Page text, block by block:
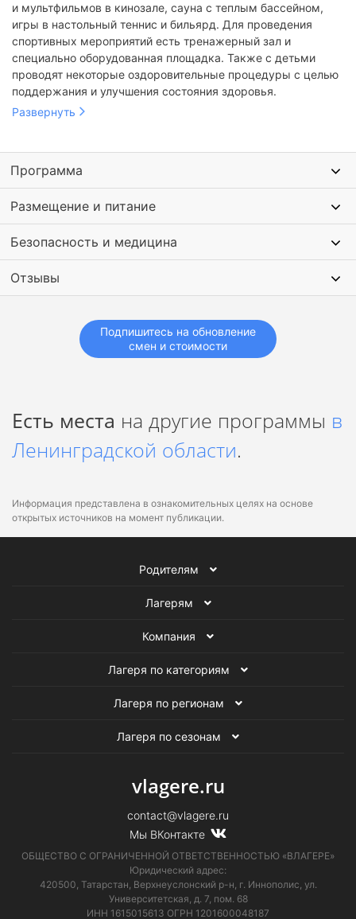
и мультфильмов в кинозале, сауна с теплым бассейном,
игры в настольный теннис и бильярд. Для проведения
спортивных мероприятий есть тренажерный зал и
специально оборудованная площадка. Также с детьми
проводят некоторые оздоровительные процедуры с целью
поддержания и улучшения состояния здоровья.
Развернуть
Программа
Размещение и питание
Безопасность и медицина
Отзывы
Подпишитесь на обновление
смен и стоимости
Есть места на другие программы в
Ленинградской области.
Информация представлена в ознакомительных целях на основе
открытых источников на момент публикации.
Родителям
Лагерям
Компания
Лагеря по категориям
Лагеря по регионам
Лагеря по сезонам
vlagere.ru
contact@vlagere.ru
Мы ВКонтакте
ОБЩЕСТВО С ОГРАНИЧЕННОЙ ОТВЕТСТВЕННОСТЬЮ «ВЛАГЕРЕ»
Юридический адрес:
420500, Татарстан, Верхнеуслонский р-н, г. Иннополис, ул.
Университетская, д. 7, пом. 68
ИНН 1615015613 ОГРН 1201600048187